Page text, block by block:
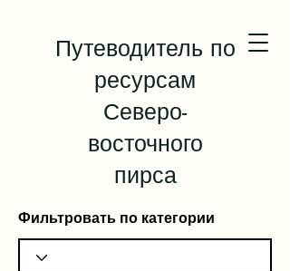
Путеводитель по
ресурсам
Северо-
восточного
пирса
Фильтровать по категории